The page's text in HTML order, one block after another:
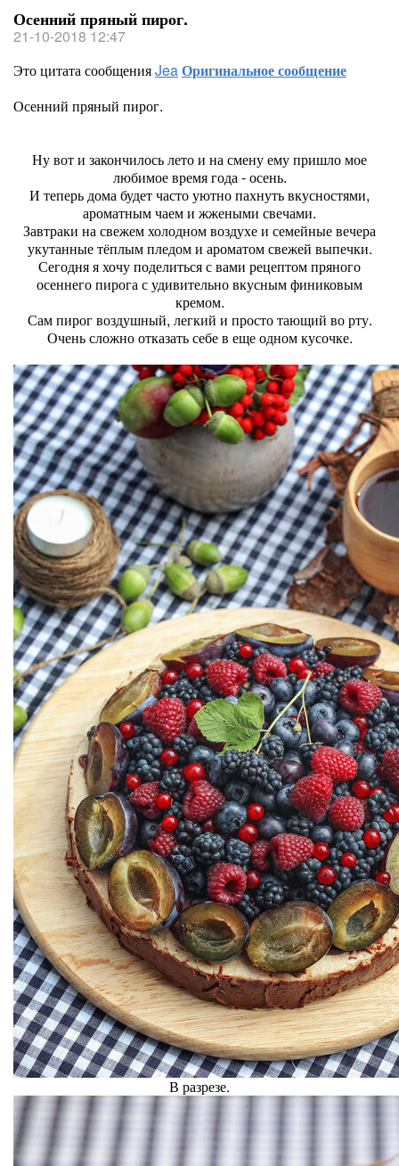
Осенний пряный пирог.
21-10-2018 12:47
Это цитата сообщенияJeaОригинальное сообщение
Осенний пряный пирог.
Ну вот и закончилось лето и на смену ему пришло мое
любимое время года - осень.
И теперь дома будет часто уютно пахнуть вкусностями,
ароматным чаем и жжеными свечами.
Завтраки на свежем холодном воздухе и семейные вечера
укутанные тёплым пледом и ароматом свежей выпечки.
Сегодня я хочу поделиться с вами рецептом пряного
осеннего пирога с удивительно вкусным финиковым
кремом.
Сам пирог воздушный, легкий и просто тающий во рту.
Очень сложно отказать себе в еще одном кусочке.
В разрезе.